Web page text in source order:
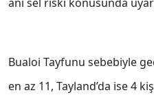
ani sel riski konusunda
Bualoi Tayfunu sebebiyle
en az 11, Tayland’da ise 4